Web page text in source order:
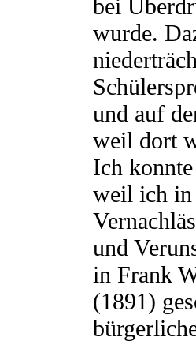
bei
wurde.
und auf
weil dort
Ich
weil ich in
und
in Frank
(1891)